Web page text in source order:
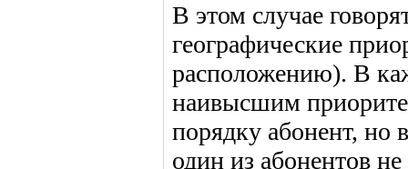
В этом случае
географические
расположению). В
наивысшим
порядку абонент, но
один из абонентов